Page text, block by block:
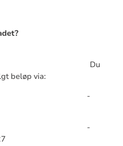
i bladet?
Ekrheim Du
beløp via:
-
-